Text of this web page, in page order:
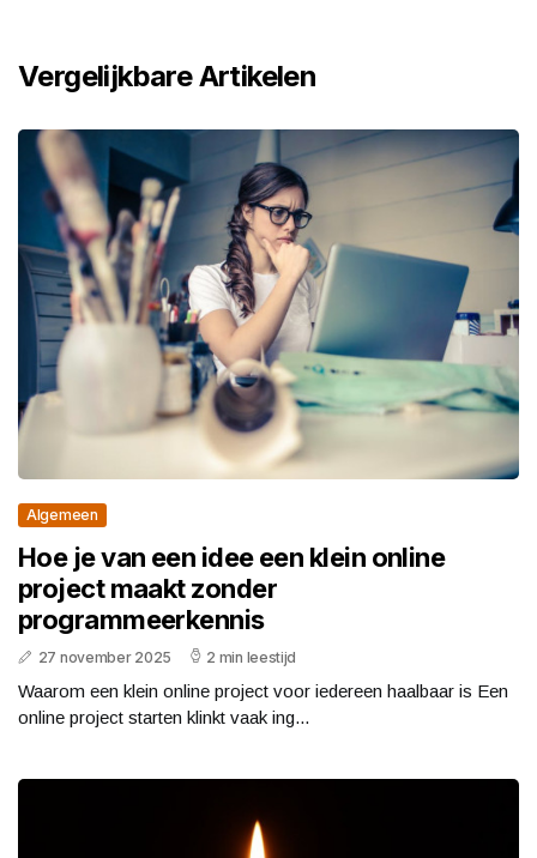
Vergelijkbare Artikelen
Algemeen
Hoe je van een idee een klein online
project maakt zonder
programmeerkennis
27 november 2025 2 min leestijd
Waarom een klein online project voor iedereen haalbaar is Een
online project starten klinkt vaak ing...